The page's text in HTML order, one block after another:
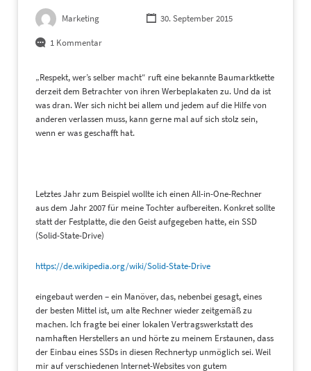
Marketing 30. September 2015
1 Kommentar
„Respekt, wer’s selber macht“ ruft eine bekannte Baumarktkette
derzeit dem Betrachter von ihren Werbeplakaten zu. Und da ist
was dran. Wer sich nicht bei allem und jedem auf die Hilfe von
anderen verlassen muss, kann gerne mal auf sich stolz sein,
wenn er was geschafft hat.
Letztes Jahr zum Beispiel wollte ich einen All-in-One-Rechner
aus dem Jahr 2007 für meine Tochter aufbereiten. Konkret sollte
statt der Festplatte, die den Geist aufgegeben hatte, ein SSD
(Solid-State-Drive)
https://de.wikipedia.org/wiki/Solid-State-Drive
eingebaut werden – ein Manöver, das, nebenbei gesagt, eines
der besten Mittel ist, um alte Rechner wieder zeitgemäß zu
machen. Ich fragte bei einer lokalen Vertragswerkstatt des
namhaften Herstellers an und hörte zu meinem Erstaunen, dass
der Einbau eines SSDs in diesen Rechnertyp unmöglich sei. Weil
mir auf verschiedenen Internet-Websites von gutem